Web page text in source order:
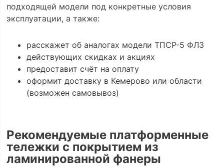
подходящей модели под конкретные условия
эксплуатации, а также:
расскажет об аналогах модели ТПСР-5 ФЛЗ
действующих скидках и акциях
предоставит счёт на оплату
оформит доставку в Кемерово или области
(возможен самовывоз)
Рекомендуемые платформенные
тележки с покрытием из
ламинированной фанеры